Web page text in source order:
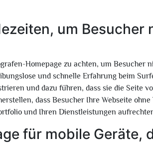
um Besucher
Homepage zu achten, um Besucher
und schnelle Erfahrung beim
und dazu führen, dass sie die Seite
dass Besucher Ihre Webseite ohne
und Ihren Dienstleistungen
für mobile Geräte,